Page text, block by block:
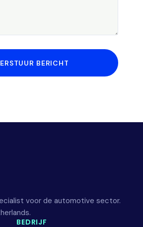
BERICHT
voor de automotive sector.
BEDRIJF